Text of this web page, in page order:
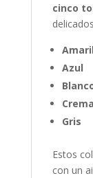
cinco
Azul
Crema
Gris
Estos
con un